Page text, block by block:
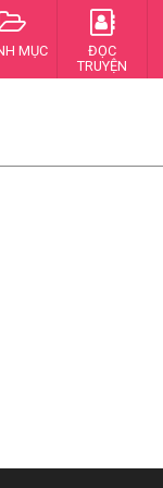
MỤC
ĐỌC
TRUYỆN